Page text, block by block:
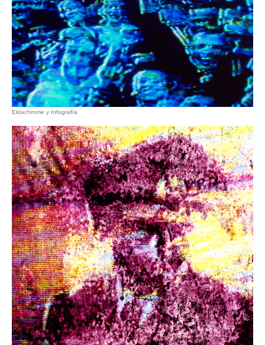
Ektachrome y Infografía